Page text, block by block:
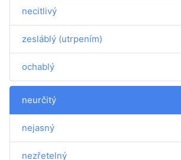
necitlivý
zesláblý (utrpením)
ochablý
neurčitý
nejasný
nezřetelný